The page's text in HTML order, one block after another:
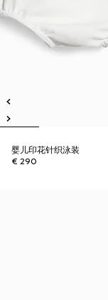
婴儿印花针织泳装
€ 290